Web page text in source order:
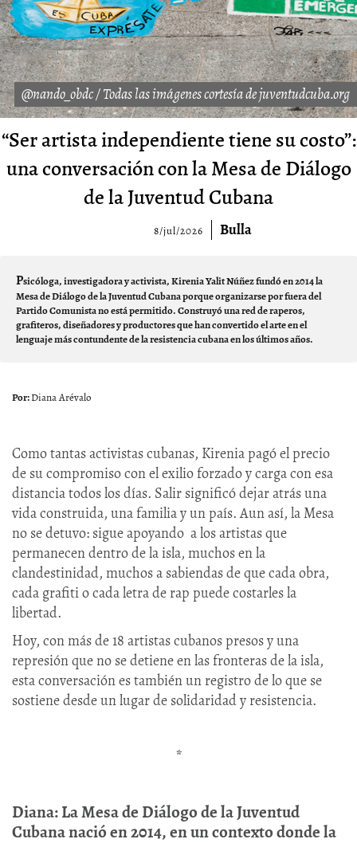
@nando_obdc / Todas las imágenes cortesía de juventudcuba.org
“Ser artista independiente tiene su costo”:
una conversación con la Mesa de Diálogo
de la Juventud Cubana
8/jul/2026 Bulla
Psicóloga, investigadora y activista, Kirenia Yalit Núñez fundó en 2014 la
Mesa de Diálogo de la Juventud Cubana porque organizarse por fuera del
Partido Comunista no está permitido. Construyó una red de raperos,
grafiteros, diseñadores y productores que han convertido el arte en el
lenguaje más contundente de la resistencia cubana en los últimos años.
Diana Arévalo
Como tantas activistas cubanas, Kirenia pagó el precio
de su compromiso con el exilio forzado y carga con esa
distancia todos los días. Salir significó dejar atrás una
vida construida, una familia y un país. Aun así, la Mesa
no se detuvo: sigue apoyando a los artistas que
permanecen dentro de la isla, muchos en la
clandestinidad, muchos a sabiendas de que cada obra,
cada grafiti o cada letra de rap puede costarles la
libertad.
Hoy, con más de 18 artistas cubanos presos y una
represión que no se detiene en las fronteras de la isla,
esta conversación es también un registro de lo que se
sostiene desde un lugar de solidaridad y resistencia.
*
Diana: La Mesa de Diálogo de la Juventud
Cubana nació en 2014, en un contexto donde la